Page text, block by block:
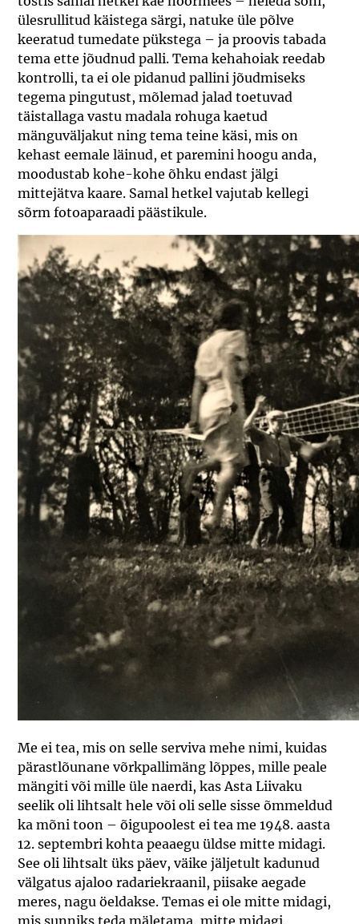
ülesrullitud käistega särgi, natuke üle põlve
keeratud tumedate pükstega – ja proovis tabada
tema ette jõudnud palli. Tema kehahoiak reedab
kontrolli, ta ei ole pidanud pallini jõudmiseks
tegema pingutust, mõlemad jalad toetuvad
täistallaga vastu madala rohuga kaetud
mänguväljakut ning tema teine käsi, mis on
kehast eemale läinud, et paremini hoogu anda,
moodustab kohe-kohe õhku endast jälgi
mittejätva kaare. Samal hetkel vajutab kellegi
sõrm fotoaparaadi päästikule.
Me ei tea, mis on selle serviva mehe nimi, kuidas
pärastlõunane võrkpallimäng lõppes, mille peale
mängiti või mille üle naerdi, kas Asta Liivaku
seelik oli lihtsalt hele või oli selle sisse õmmeldud
ka mõni toon – õigupoolest ei tea me 1948. aasta
12. septembri kohta peaaegu üldse mitte midagi.
See oli lihtsalt üks päev, väike jäljetult kadunud
välgatus ajaloo radariekraanil, piisake aegade
meres, nagu öeldakse. Temas ei ole mitte midagi,